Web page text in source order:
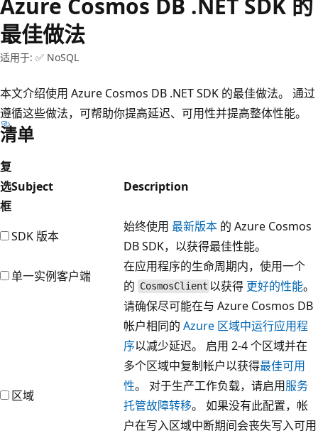
最佳做法
适用于: ✅ NoSQL
本文介绍使用 Azure Cosmos DB .NET SDK 的最佳做法。 通过
遵循这些做法，可帮助你提高延迟、可用性并提高整体性能。
清单
复
选
框
Subject Description
SDK 版本
始终使用 最新版本 的 Azure Cosmos
DB SDK，以获得最佳性能。
单一实例客户端
在应用程序的生命周期内，使用一个
的 CosmosClient 以获得 更好的性能。
区域
请确保尽可能在与 Azure Cosmos DB
帐户相同的 Azure 区域中运行应用程
序以减少延迟。 启用 2-4 个区域并在
多个区域中复制帐户以获得最佳可用
性。 对于生产工作负载，请启用服务
托管故障转移。 如果没有此配置，帐
户在写入区域中断期间会丧失写入可用